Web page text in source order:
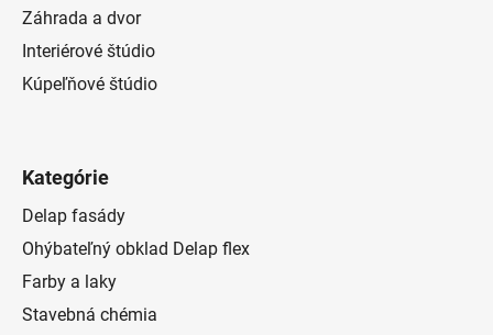
Záhrada a dvor
Interiérové štúdio
Kúpeľňové štúdio
Kategórie
Delap fasády
Ohýbateľný obklad Delap flex
Farby a laky
Stavebná chémia